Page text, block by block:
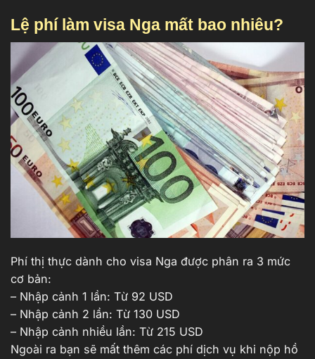
Lệ phí làm visa Nga mất bao nhiêu?
Phí thị thực dành cho visa Nga được phân ra 3 mức
cơ bản:
– Nhập cảnh 1 lần: Từ 92 USD
– Nhập cảnh 2 lần: Từ 130 USD
– Nhập cảnh nhiều lần: Từ 215 USD
Ngoài ra bạn sẽ mất thêm các phí dịch vụ khi nộp hồ